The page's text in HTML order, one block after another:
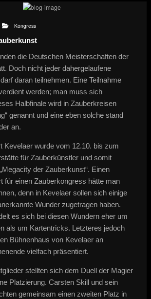
Kongress
die Deutschen Meisterschaften der
Doch nicht jeder dahergelaufene
daran teilnehmen. Eine Teilnahme
werden; man muss sich
Halbfinale wird in Zauberkreisen
genannt und eine eben solche stand
an.
Kevelaer wurde vom 12.10. bis zum
für Zauberkünstler und somit
der Zauberkunst“. Einen
für einen Zauberkongress hätte man
denn in Kevelaer sollen sich einige
Wunder zugetragen haben.
es sich bei diesen Wundern eher um
als um Kartentricks. Letzteres jedoch
Bühnenhaus von Kevelaer an
vielfach präsentiert.
stellten sich dem Duell der Magier
Platzierung. Carsten Skill und sein
gemeinsam einen zweiten Platz in